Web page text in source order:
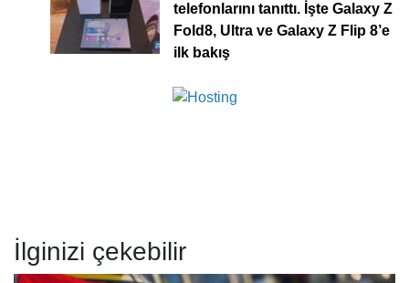
telefonlarını tanıttı. İşte Galaxy Z
Fold8, Ultra ve Galaxy Z Flip 8’e
ilk bakış
İlginizi çekebilir